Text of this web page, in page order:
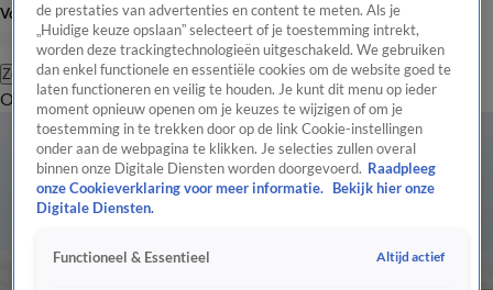
Volg Hart van Nederland
Zoeken
OverzichtRegioUitzendingenWeerTip de redactiePanelVideo's
de prestaties van advertenties en content te meten. Als je
„Huidige keuze opslaan” selecteert of je toestemming intrekt,
worden deze trackingtechnologieën uitgeschakeld. We gebruiken
dan enkel functionele en essentiële cookies om de website goed te
laten functioneren en veilig te houden. Je kunt dit menu op ieder
moment opnieuw openen om je keuzes te wijzigen of om je
toestemming in te trekken door op de link Cookie-instellingen
onder aan de webpagina te klikken. Je selecties zullen overal
binnen onze Digitale Diensten worden doorgevoerd. Raadpleeg
onze Cookieverklaring voor meer informatie.
Bekijk hier onze
Digitale Diensten.
Functioneel & Essentieel Altijd actief